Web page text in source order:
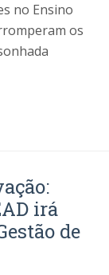
no Ensino
os
irá
de